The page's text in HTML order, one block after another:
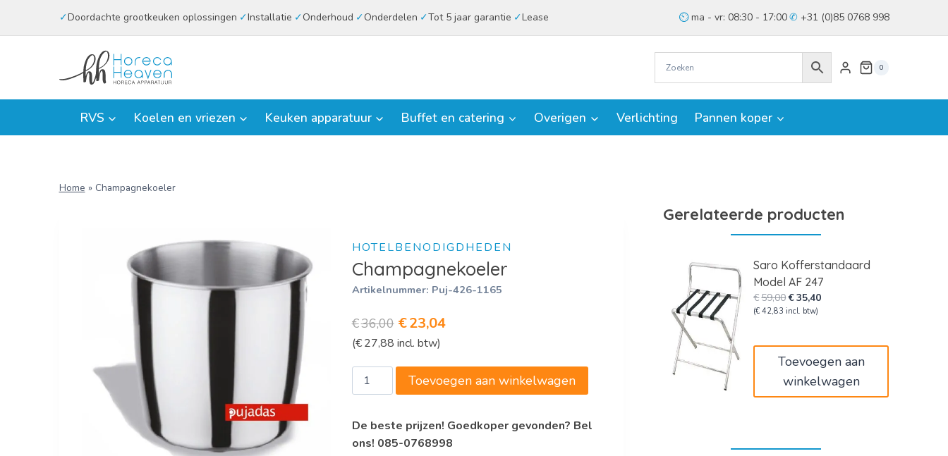
Doordachte grootkeuken oplossingen Installatie Onderhoud Onderdelen Tot 5 jaar garantie Lease ma - vr: 08:30 - 17:00 +31 (0)85 0768 998
0
RVS Koelen en vriezen Keuken apparatuur Buffet en catering Overigen Verlichting Pannen koper
Home » Champagnekoeler
HOTELBENODIGDHEDEN
Champagnekoeler
Artikelnummer: Puj-426-1165
€36,00 Oorspronkelijke
prijs
was:
€36,00.
€23,04Huidige
is:
€23,04.
(€ 27,88 incl. btw)
Champagnekoeler
aantal
Toevoegen aan winkelwagen
De beste prijzen! Goedkoper gevonden? Bel
ons! 085-0768998
Gerelateerde producten
Saro Kofferstandaard
Model AF 247
€59,00Oorspronkelijke
prijs
€35,40Huidige
(€ 42,83 incl. btw)
Toevoegen aan
winkelwagen